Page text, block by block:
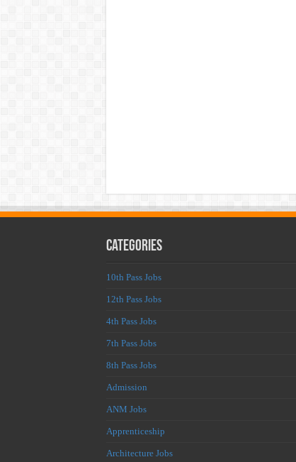
Categories
10th Pass Jobs
12th Pass Jobs
4th Pass Jobs
7th Pass Jobs
8th Pass Jobs
Admission
ANM Jobs
Apprenticeship
Architecture Jobs